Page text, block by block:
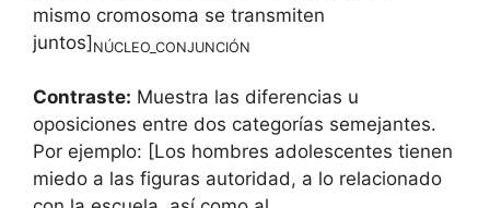
mismo cromosoma se transmiten
juntos]NÚCLEO_CONJUNCIÓN
Contraste: Muestra las diferencias u
oposiciones entre dos categorías semejantes.
Por ejemplo: [Los hombres adolescentes tienen
miedo a las figuras autoridad, a lo relacionado